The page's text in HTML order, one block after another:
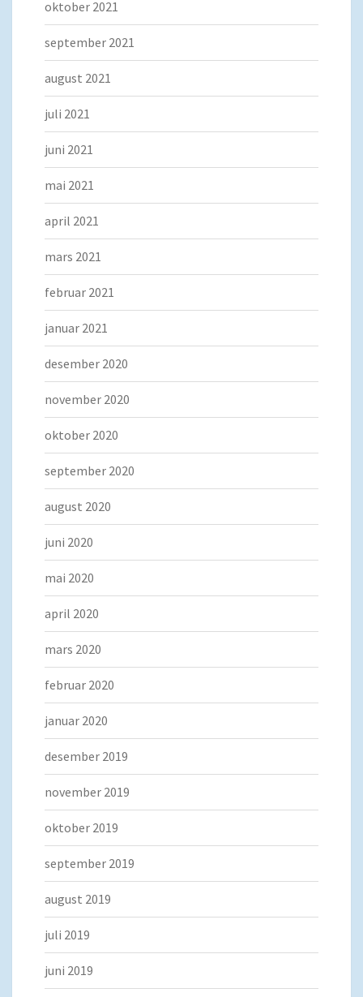
oktober 2021
september 2021
august 2021
juli 2021
juni 2021
mai 2021
april 2021
mars 2021
februar 2021
januar 2021
desember 2020
november 2020
oktober 2020
september 2020
august 2020
juni 2020
mai 2020
april 2020
mars 2020
februar 2020
januar 2020
desember 2019
november 2019
oktober 2019
september 2019
august 2019
juli 2019
juni 2019